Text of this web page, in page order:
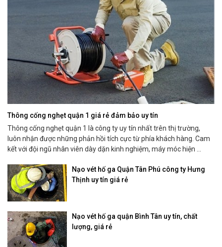
Thông cống nghẹt quận 1 giá rẻ đảm bảo uy tín
Thông cống nghẹt quận 1 là công ty uy tín nhất trên thị trường,
luôn nhận được những phản hồi tích cực từ phía khách hàng. Cam
kết với đội ngũ nhân viên dày dặn kinh nghiệm, máy móc hiện ...
Nạo vét hố ga Quận Tân Phú công ty Hưng
Thịnh uy tín giá rẻ
Nạo vét hố ga quận Bình Tân uy tín, chất
lượng, giá rẻ